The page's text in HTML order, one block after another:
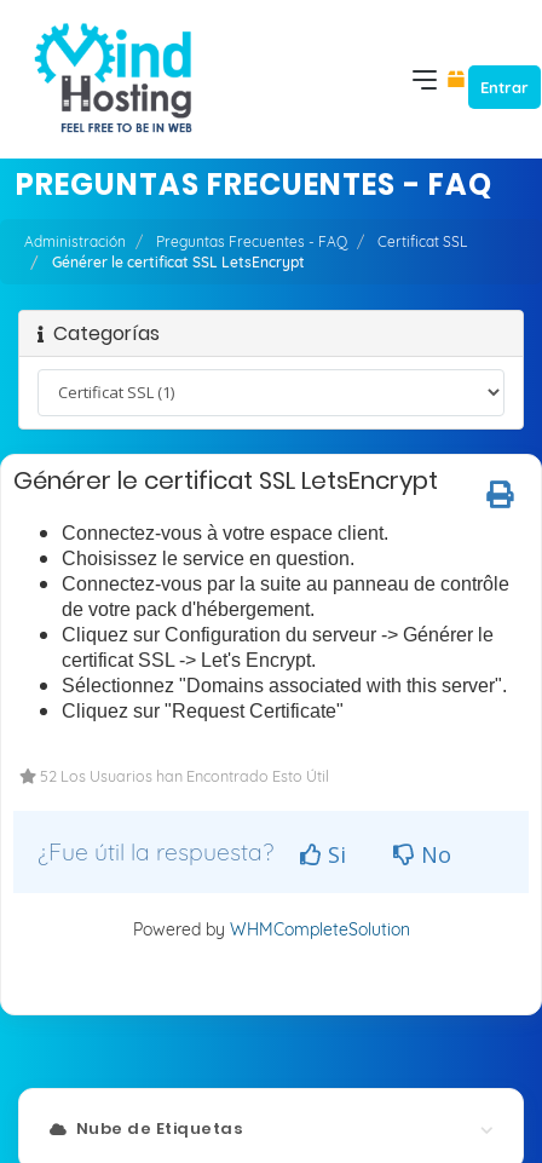
Entrar
PREGUNTAS FRECUENTES - FAQ
Administración Preguntas Frecuentes - FAQ
Certificat SSL
Générer le certificat SSL LetsEncrypt
Categorías
Générer le certificat SSL LetsEncrypt
Connectez-vous à votre espace client.
Choisissez le service en question.
Connectez-vous par la suite au panneau de contrôle
de votre pack d'hébergement.
Cliquez sur Configuration du serveur -> Générer le
certificat SSL -> Let's Encrypt.
Sélectionnez "Domains associated with this server".
Cliquez sur "Request Certificate"
52 Los Usuarios han Encontrado Esto Útil
¿Fue útil la respuesta? Si No
Powered by WHMCompleteSolution
Nube de Etiquetas